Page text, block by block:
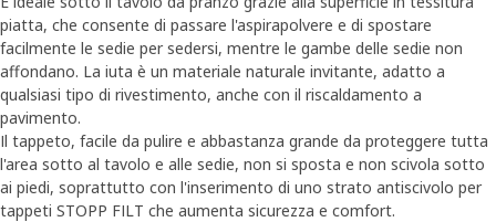
piatta, che consente di passare l'aspirapolvere e di spostare
facilmente le sedie per sedersi, mentre le gambe delle sedie non
affondano. La iuta è un materiale naturale invitante, adatto a
qualsiasi tipo di rivestimento, anche con il riscaldamento a
pavimento.
Il tappeto, facile da pulire e abbastanza grande da proteggere tutta
l'area sotto al tavolo e alle sedie, non si sposta e non scivola sotto
ai piedi, soprattutto con l'inserimento di uno strato antiscivolo per
tappeti STOPP FILT che aumenta sicurezza e comfort.